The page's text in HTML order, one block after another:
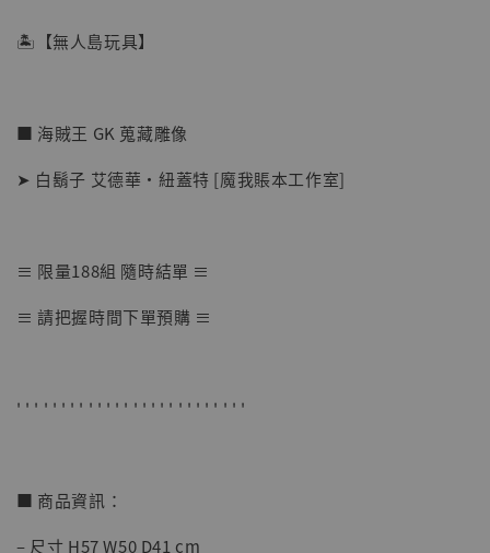
【店內現貨】七龍珠 系列蒐藏雕像 悟空 鳥山
NT$ 5,580
🏝【無人島玩具】
■ 海賊王 GK 蒐藏雕像
➤ 白鬍子 艾德華·紐蓋特 [魔我賬本工作室]
≡ 限量188組 隨時結單 ≡
≡ 請把握時間下單預購 ≡
' ' ' ' ' ' ' ' ' ' ' ' ' ' ' ' ' ' ' ' ' ' ' ' ' '
■ 商品資訊：
– 尺寸 H57 W50 D41 cm